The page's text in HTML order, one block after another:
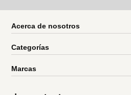
Acerca de nosotros
Categorías
Marcas